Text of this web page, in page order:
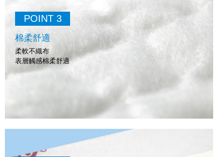
POINT 3
棉柔舒適
柔軟不織布
表層觸感棉柔舒適